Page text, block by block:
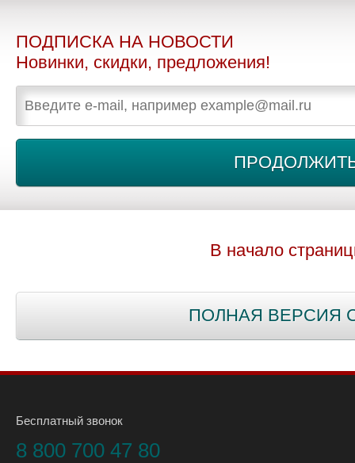
ПОДПИСКА НА НОВОСТИ
Новинки, скидки, предложения!
В начало
ПОЛНАЯ ВЕРСИЯ
Бесплатный звонок
8 800 700 47 80